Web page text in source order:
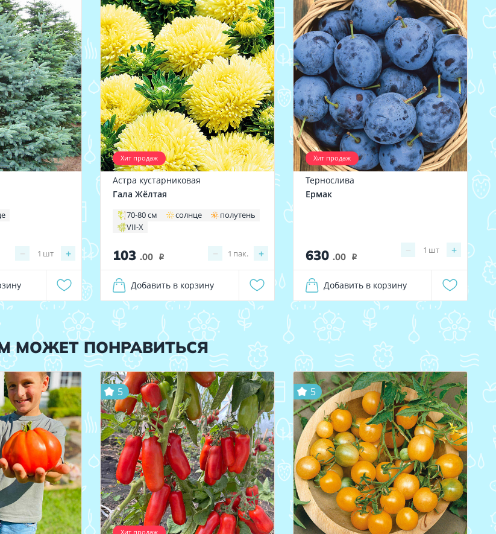
− +
1 шт
Хит продаж
Астра кустарниковая
Гала Жёлтая
70-80 см солнце
полутень
VII-X
103 .00 i − +
1 пак.
Добавить в корзину
Хит продаж
Тернослива
Ермак
630 .00 i
− +
1 шт
Добавить в корзину
МОЖЕТ ПОНРАВИТЬСЯ
Хит продаж
5 5